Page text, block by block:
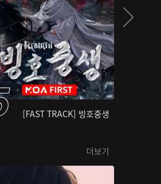
[FAST TRACK] 빙호중생
더보기